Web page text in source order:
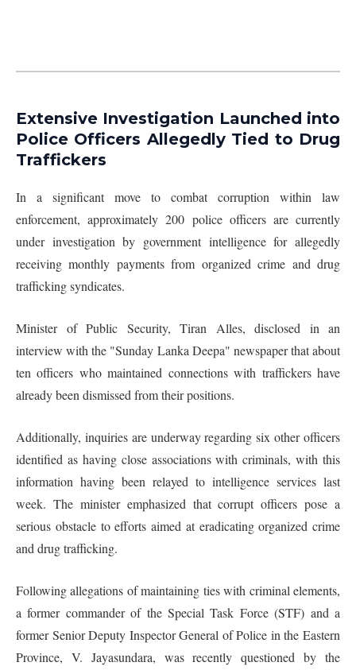
Extensive Investigation Launched into
Police Officers Allegedly Tied to Drug
Traffickers
In a significant move to combat corruption within law
enforcement, approximately 200 police officers are currently
under investigation by government intelligence for allegedly
receiving monthly payments from organized crime and drug
trafficking syndicates.
Minister of Public Security, Tiran Alles, disclosed in an
interview with the "Sunday Lanka Deepa" newspaper that about
ten officers who maintained connections with traffickers have
already been dismissed from their positions.
Additionally, inquiries are underway regarding six other officers
identified as having close associations with criminals, with this
information having been relayed to intelligence services last
week. The minister emphasized that corrupt officers pose a
serious obstacle to efforts aimed at eradicating organized crime
and drug trafficking.
Following allegations of maintaining ties with criminal elements,
a former commander of the Special Task Force (STF) and a
former Senior Deputy Inspector General of Police in the Eastern
Province, V. Jayasundara, was recently questioned by the